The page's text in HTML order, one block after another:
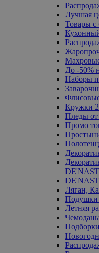
Лучшая
Товары с
Кухонный
До -50%
Наборы
Кружки
Пледы от
Промо
Ляган,
Подушки
Летняя